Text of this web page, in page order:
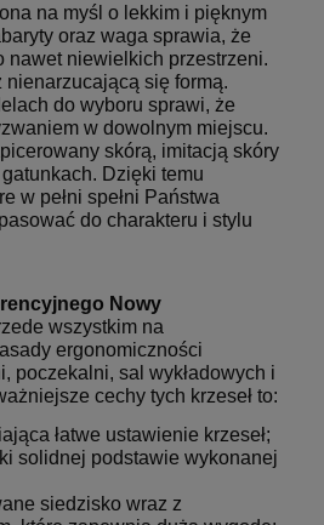
na myśl o lekkim i pięknym
oraz waga sprawia, że
nawet niewielkich przestrzeni.
się formą.
do wyboru sprawi, że
w dowolnym miejscu.
skórą, imitacją skóry
Dzięki temu
w pełni spełni Państwa
do charakteru i stylu
Nowy
wszystkim na
ergonomiczności
poczekalni, sal wykładowych i
cechy tych krzeseł to:
łatwe ustawienie krzeseł;
solidnej podstawie wykonanej
siedzisko wraz z